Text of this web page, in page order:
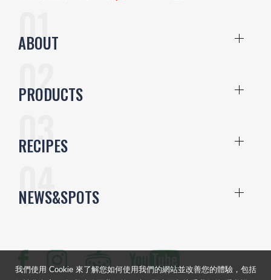
ABOUT
PRODUCTS
RECIPES
NEWS&SPOTS
我們使用 Cookie 來了解您如何使用我們的網站並改善您的體驗，包括